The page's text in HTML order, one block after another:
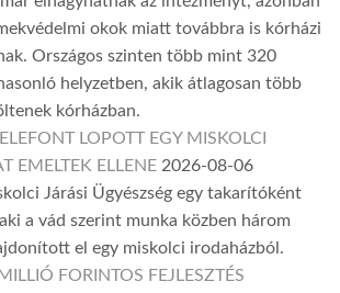
okok miatt továbbra is kórházi
Országos szinten több mint 320
helyzetben, akik átlagosan több
kórházban.
LOPOTT EGY MISKOLCI
EMELTEK ELLENE 2026-08-06
Járási Ügyészség egy takarítóként
a vád szerint munka közben három
el egy miskolci irodaházból.
FORINTOS FEJLESZTÉS